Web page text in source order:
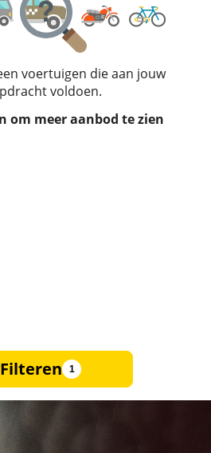
voertuigen die aan jouw
voldoen.
om meer aanbod te zien
Filteren 1